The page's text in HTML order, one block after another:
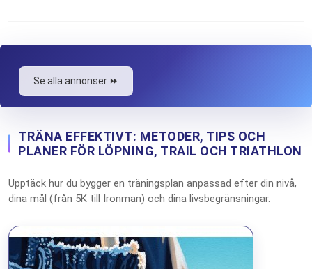
Se alla annonser ⏩
TRÄNA EFFEKTIVT: METODER, TIPS OCH
PLANER FÖR LÖPNING, TRAIL OCH TRIATHLON
Upptäck hur du bygger en träningsplan anpassad efter din nivå,
dina mål (från 5K till Ironman) och dina livsbegränsningar.